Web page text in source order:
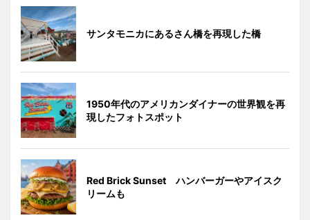
サンタモニカにあるさん橋を再現した橋
1950年代のアメリカンダイナーの世界観を再
現したフォトスポット
Red Brick Sunset ハンバーガーやアイスク
リームも